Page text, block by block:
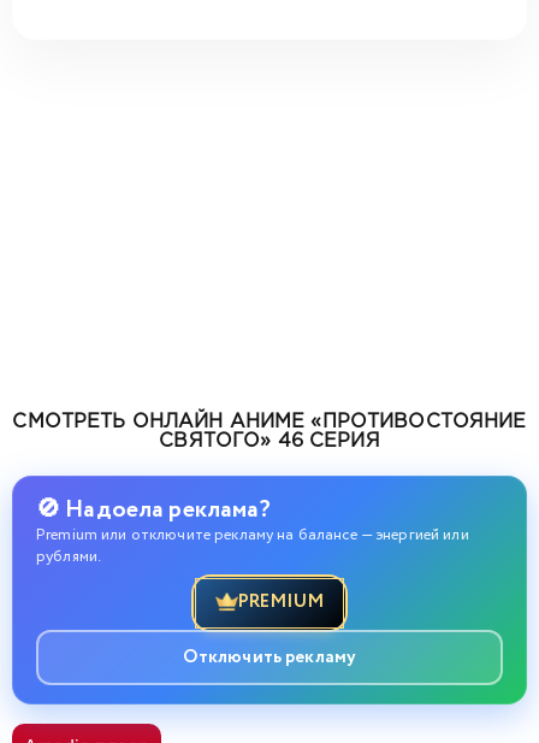
СМОТРЕТЬ ОНЛАЙН АНИМЕ «ПРОТИВОСТОЯНИЕ
СВЯТОГО» 46 СЕРИЯ
🚫 Надоела реклама?
Premium или отключите рекламу на балансе — энергией или
рублями.
PREMIUM
Отключить рекламу